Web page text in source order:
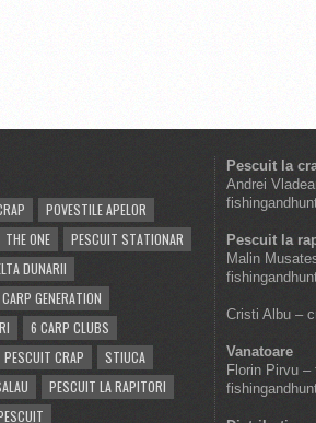
POVESTILE APELOR
THE ONE
PESCUIT STATIONAR
DUNARII
CARP GENERATION
6 CARP CLUBS
PESCUIT CRAP
STIUCA
PESCUIT LA RAPITORI
Pescuit la
Andrei
Pescuit la
Malin
Cristi Albu –
Vanatoare
Florin Pirvu –